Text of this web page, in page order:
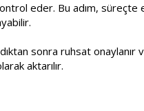
eder. Bu adım, süreçte
sonra ruhsat onaylanır
aktarılır.